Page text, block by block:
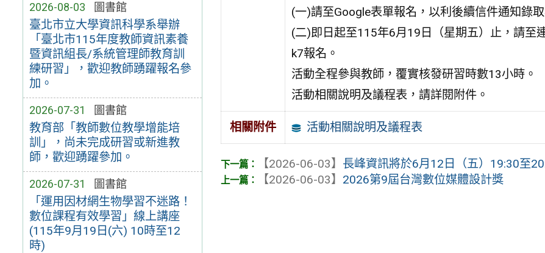
2026-08-03 圖書館
臺北市立大學資訊科學系舉辦
「臺北市115年度教師資訊素養
暨資訊組長/系統管理師教育訓
練研習」，歡迎教師踴躍報名參
加。
2026-07-31 圖書館
教育部「教師數位教學增能培
訓」，尚未完成研習或新進教
師，歡迎踴躍參加。
2026-07-31 圖書館
「運用因材網生物學習不迷路！
數位課程有效學習」線上講座
(115年9月19日(六) 10時至12
時)
(一)請至Google表單報名，以利後續信件通知錄取
(二)即日起至115年6月19日（星期五）止，請至
k7報名。
活動全程參與教師，覆實核發研習時數13小時。
活動相關說明及議程表，請詳閱附件。
相關附件 活動相關說明及議程表
【2026-06-03】 長峰資訊將於6月12日（五）19:30至
【2026-06-03】 2026第9屆台灣數位媒體設計獎